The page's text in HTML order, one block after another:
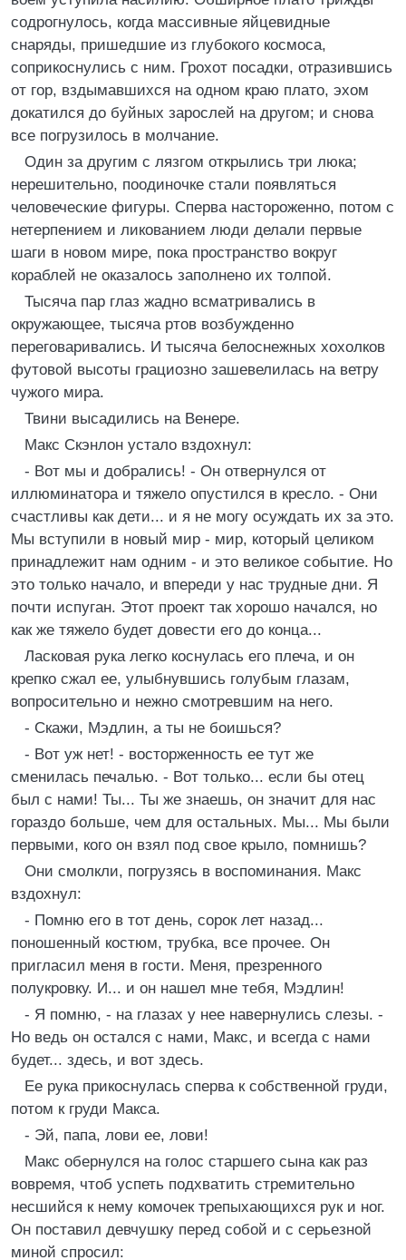
содрогнулось, когда массивные яйцевидные
снаряды, пришедшие из глубокого космоса,
соприкоснулись с ним. Грохот посадки, отразившись
от гор, вздымавшихся на одном краю плато, эхом
докатился до буйных зарослей на другом; и снова
все погрузилось в молчание.
Один за другим с лязгом открылись три люка;
нерешительно, поодиночке стали появляться
человеческие фигуры. Сперва настороженно, потом с
нетерпением и ликованием люди делали первые
шаги в новом мире, пока пространство вокруг
кораблей не оказалось заполнено их толпой.
Тысяча пар глаз жадно всматривались в
окружающее, тысяча ртов возбужденно
переговаривались. И тысяча белоснежных хохолков
футовой высоты грациозно зашевелилась на ветру
чужого мира.
Твини высадились на Венере.
Макс Скэнлон устало вздохнул:
- Вот мы и добрались! - Он отвернулся от
иллюминатора и тяжело опустился в кресло. - Они
счастливы как дети... и я не могу осуждать их за это.
Мы вступили в новый мир - мир, который целиком
принадлежит нам одним - и это великое событие. Но
это только начало, и впереди у нас трудные дни. Я
почти испуган. Этот проект так хорошо начался, но
как же тяжело будет довести его до конца...
Ласковая рука легко коснулась его плеча, и он
крепко сжал ее, улыбнувшись голубым глазам,
вопросительно и нежно смотревшим на него.
- Скажи, Мэдлин, а ты не боишься?
- Вот уж нет! - восторженность ее тут же
сменилась печалью. - Вот только... если бы отец
был с нами! Ты... Ты же знаешь, он значит для нас
гораздо больше, чем для остальных. Мы... Мы были
первыми, кого он взял под свое крыло, помнишь?
Они смолкли, погрузясь в воспоминания. Макс
вздохнул:
- Помню его в тот день, сорок лет назад...
поношенный костюм, трубка, все прочее. Он
пригласил меня в гости. Меня, презренного
полукровку. И... и он нашел мне тебя, Мэдлин!
- Я помню, - на глазах у нее навернулись слезы. -
Но ведь он остался с нами, Макс, и всегда с нами
будет... здесь, и вот здесь.
Ее рука прикоснулась сперва к собственной груди,
потом к груди Макса.
- Эй, папа, лови ее, лови!
Макс обернулся на голос старшего сына как раз
вовремя, чтоб успеть подхватить стремительно
несшийся к нему комочек трепыхающихся рук и ног.
Он поставил девчушку перед собой и с серьезной
миной спросил: